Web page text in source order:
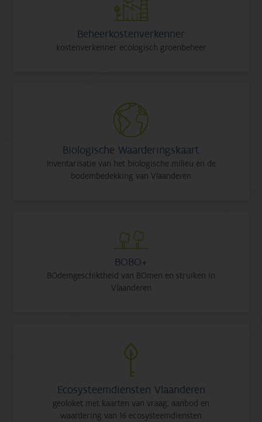
Beheerkostenverkenner
kostenverkenner ecologisch groenbeheer
Biologische Waarderingskaart
Inventarisatie van het biologische milieu en de
bodembedekking van Vlaanderen
BOBO+
BOdemgeschiktheid van BOmen en struiken in
Vlaanderen
Ecosysteemdiensten Vlaanderen
geoloket met kaarten van vraag, aanbod en
waardering van 16 ecosysteemdiensten